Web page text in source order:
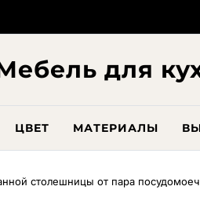
для
ЦВЕТ МАТЕРИАЛЫ
столешницы от пара